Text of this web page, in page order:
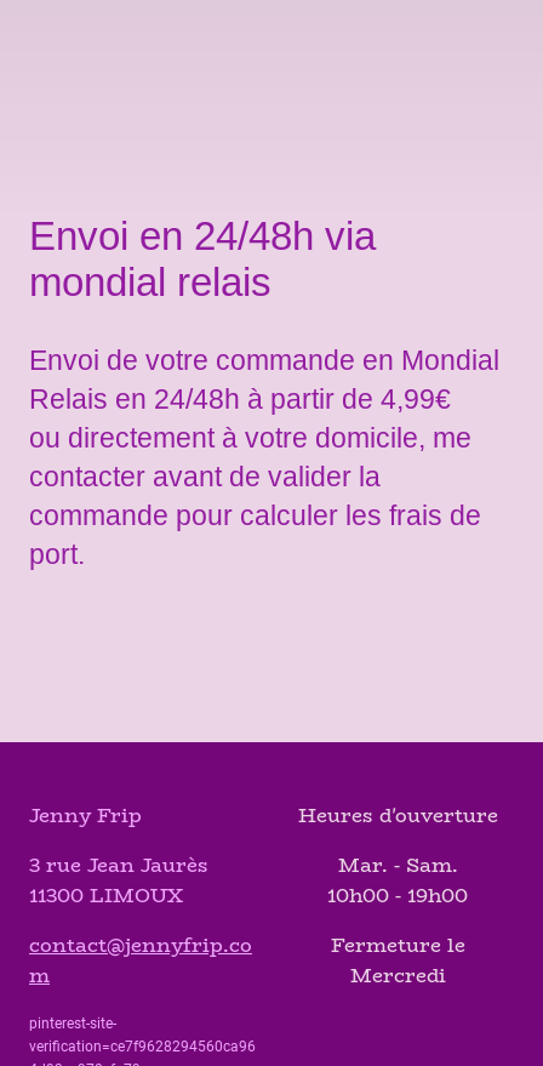
Envoi en 24/48h via
mondial relais
Envoi de votre commande en Mondial
Relais en 24/48h à partir de 4,99€
ou directement à votre domicile, me
contacter avant de valider la
commande pour calculer les frais de
port.
Jenny Frip
3 rue Jean Jaurès
11300 LIMOUX
contact@jennyfrip.co
m
pinterest-site-
verification=ce7f9628294560ca96
Heures d'ouverture
Mar. - Sam.
10h00 - 19h00
Fermeture le
Mercredi